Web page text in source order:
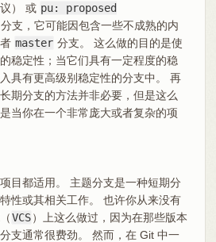
议） 或 pu: proposed
分支，它可能因包含一些不成熟的内
master 分支。 这么做的目的是使
稳定性；当它们具有一定程度的稳
具有更高级别稳定性的分支中。 再
期分支的方法并非必要，但是这么
当你在一个非常庞大或者复杂的项
目都适用。 主题分支是一种短期分
性或其相关工作。 也许你从来没有
VCS ）上这么做过，因为在那些版本
支通常很费劲。 然而，在 Git 中一